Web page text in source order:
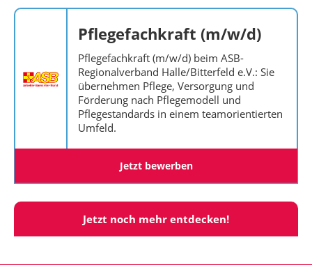
Pflegefachkraft (m/w/d)
Pflegefachkraft (m/w/d) beim ASB-
Regionalverband Halle/Bitterfeld e.V.: Sie
übernehmen Pflege, Versorgung und
Förderung nach Pflegemodell und
Pflegestandards in einem teamorientierten
Umfeld.
Jetzt bewerben
Jetzt noch mehr entdecken!